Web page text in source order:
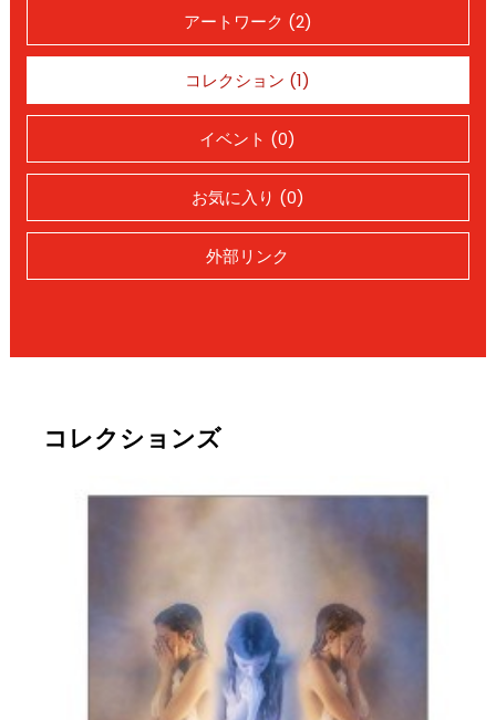
アートワーク (2)
コレクション (1)
イベント (0)
お気に入り (0)
外部リンク
コレクションズ